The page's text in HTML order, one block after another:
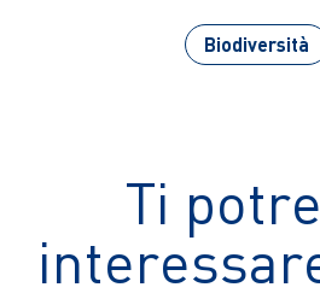
Biodiversità
Ti